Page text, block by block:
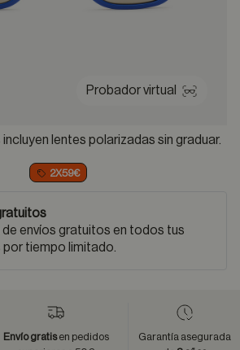
Probador virtual
lentes polarizadas sin graduar.
2X59€
de envíos gratuitos en todos tus
tiempo limitado.
Envío gratisen pedidos
Garantía asegurada